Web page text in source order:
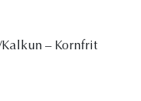
– Kornfrit